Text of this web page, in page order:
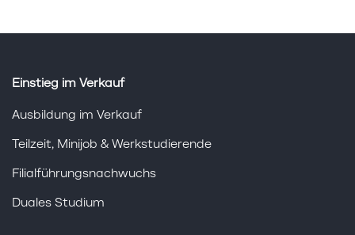
Einstieg im Verkauf
Ausbildung im Verkauf
Teilzeit, Minijob & Werkstudierende
Filialführungsnachwuchs
Duales Studium